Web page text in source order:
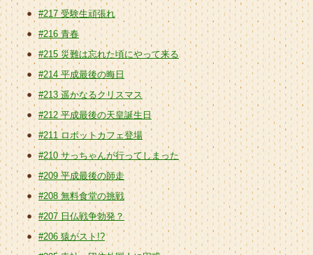
#217 受験生頑張れ
#216 青春
#215 災難は忘れた頃にやって来る
#214 平成最後の晦日
#213 遥かなるクリスマス
#212 平成最後の天皇誕生日
#211 ロボットカフェ登場
#210 サっちゃんが行ってしまった
#209 平成最後の師走
#208 無料食堂の挑戦
#207 日仏戦争勃発？
#206 猿がスト!?